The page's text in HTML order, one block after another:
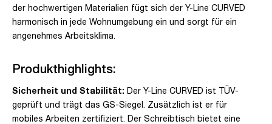
der hochwertigen Materialien fügt sich der Y-Line CURVED
harmonisch in jede Wohnumgebung ein und sorgt für ein
angenehmes Arbeitsklima.
Produkthighlights:
Sicherheit und Stabilität: Der Y-Line CURVED ist TÜV-
geprüft und trägt das GS-Siegel. Zusätzlich ist er für
mobiles Arbeiten zertifiziert. Der Schreibtisch bietet eine